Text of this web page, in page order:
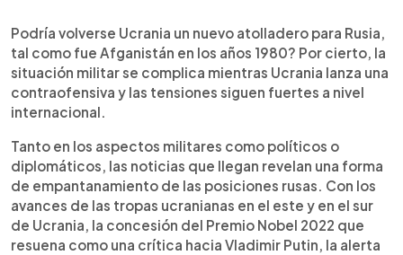
Escuchar artículo
Podría volverse Ucrania un nuevo atolladero para Rusia,
tal como fue Afganistán en los años 1980? Por cierto, la
situación militar se complica mientras Ucrania lanza una
contraofensiva y las tensiones siguen fuertes a nivel
internacional.
Tanto en los aspectos militares como políticos o
diplomáticos, las noticias que llegan revelan una forma
de empantanamiento de las posiciones rusas. Con los
avances de las tropas ucranianas en el este y en el sur
de Ucrania, la concesión del Premio Nobel 2022 que
resuena como una crítica hacia Vladimir Putin, la alerta